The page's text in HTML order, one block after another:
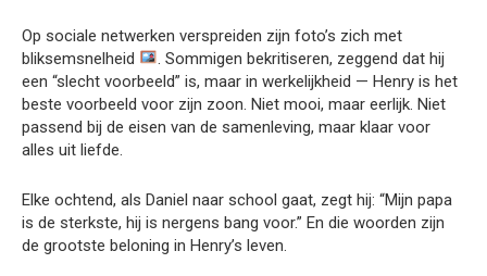
Op sociale netwerken verspreiden zijn foto’s zich met
bliksemsnelheid
. Sommigen bekritiseren, zeggend dat hij
een “slecht voorbeeld” is, maar in werkelijkheid — Henry is het
beste voorbeeld voor zijn zoon. Niet mooi, maar eerlijk. Niet
passend bij de eisen van de samenleving, maar klaar voor
alles uit liefde.
Elke ochtend, als Daniel naar school gaat, zegt hij: “Mijn papa
is de sterkste, hij is nergens bang voor.” En die woorden zijn
de grootste beloning in Henry’s leven.